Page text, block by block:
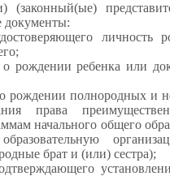
(законный(ые)
документы:
личность
о рождении ребенка или
рождении полнородных и
права
начального общего
брат и (или) сестра);